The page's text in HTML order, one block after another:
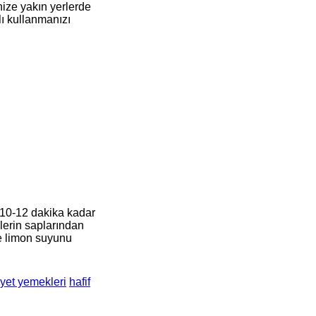
yakın yerlerde
12 dakika kadar
saplarından
limon suyunu
yemekleri hafif